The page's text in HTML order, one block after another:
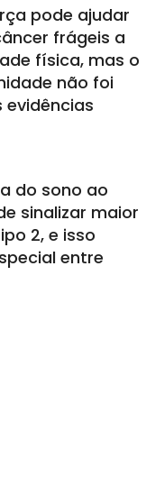
pode ajudar
frágeis a
física, mas o
não foi
do sono ao
sinalizar maior
2, e isso
entre